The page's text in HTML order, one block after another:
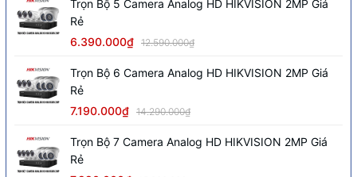
Trọn Bộ 5 Camera Analog HD HIKVISION 2MP Giá
Rẻ
6.390.000₫ 12.590.000₫
Trọn Bộ 6 Camera Analog HD HIKVISION 2MP Giá
Rẻ
7.190.000₫ 14.290.000₫
Trọn Bộ 7 Camera Analog HD HIKVISION 2MP Giá
Rẻ